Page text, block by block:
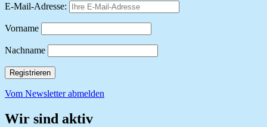
E-Mail-Adresse:
Vorname
Nachname
Vom Newsletter abmelden
Wir sind aktiv